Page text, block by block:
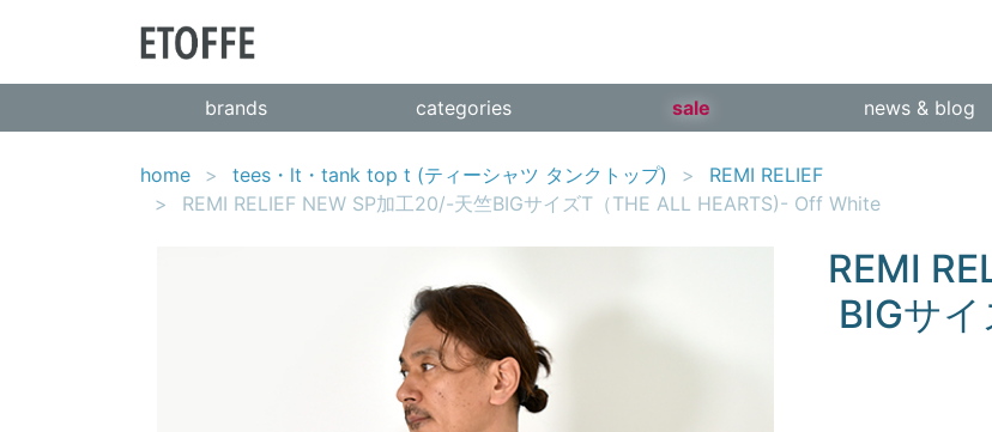
brands categories sale news & blog
home tees・lt・tank top t (ティーシャツ タンクトップ)
REMI RELIEF
REMI RELIEF NEW SP加工20/-天竺BIGサイズT（THE ALL HEARTS)- Off White
REMI
BIGサ